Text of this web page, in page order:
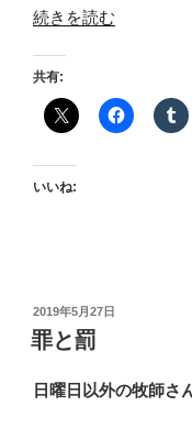
“い
お
ら
ら
せ”
続きを読む
共有:
いいね:
投
稿
日:
2019年5月27日
罪と罰
日曜日以外の牧師さ